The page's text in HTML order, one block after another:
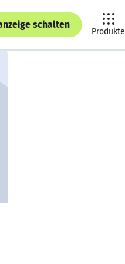
schalten
Produkte